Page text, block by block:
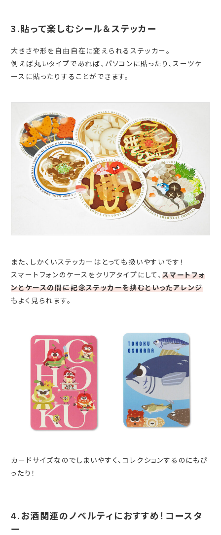
3.貼って楽しむシール＆ステッカー
大きさや形を自由自在に変えられるステッカー。
例えば丸いタイプであれば、パソコンに貼ったり、スーツケ
ースに貼ったりすることができます。
また、しかくいステッカーはとっても扱いやすいです！
スマートフォンのケースをクリアタイプにして、スマートフォ
ンとケースの間に記念ステッカーを挟むといったアレンジ
もよく見られます。
カードサイズなのでしまいやすく、コレクションするのにもぴ
ったり！
4.お酒関連のノベルティにおすすめ！コースタ
ー